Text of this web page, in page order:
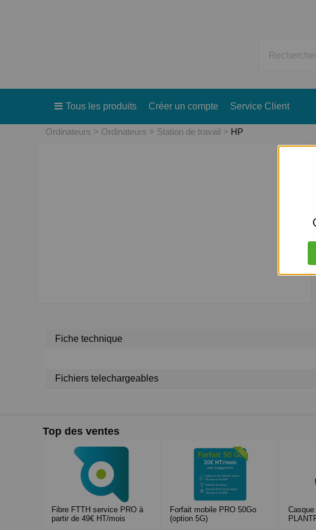
Tous les produits Créer un compte Service Client
Ordinateurs Ordinateurs Station de travail HP
Fiche technique
Fichiers telechargeables
Top des ventes
Fibre FTTH service PRO à
partir de 49€ HT/mois
Forfait mobile PRO 50Go
(option 5G)